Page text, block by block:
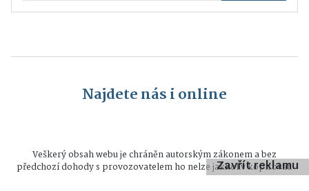
Najdete nás i online
Veškerý obsah webu je chráněn autorským zákonem a bez
předchozí dohody s provozovatelem ho nelze jakkoliv kopírovat.
Zavřít reklamu